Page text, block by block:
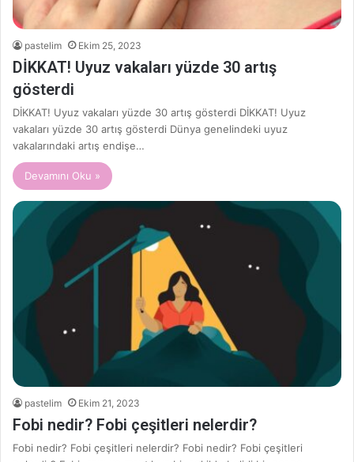
pastelim Ekim 25, 2023
DİKKAT! Uyuz vakaları yüzde 30 artış
gösterdi
DİKKAT! Uyuz vakaları yüzde 30 artış gösterdi DİKKAT! Uyuz
vakaları yüzde 30 artış gösterdi Dünya genelindeki uyuz
vakalarındaki artış endişe…
Devamını Oku »
pastelim Ekim 21, 2023
Fobi nedir? Fobi çeşitleri nelerdir?
Fobi nedir? Fobi çeşitleri nelerdir? Fobi nedir? Fobi çeşitleri